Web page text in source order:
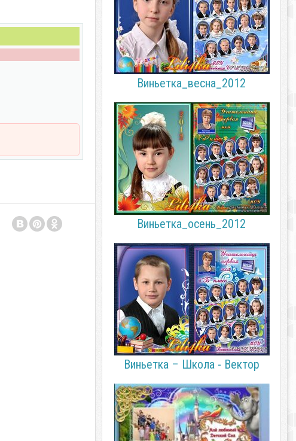
Виньетка_весна_2012
Виньетка_осень_2012
Виньетка – Школа - Вектор